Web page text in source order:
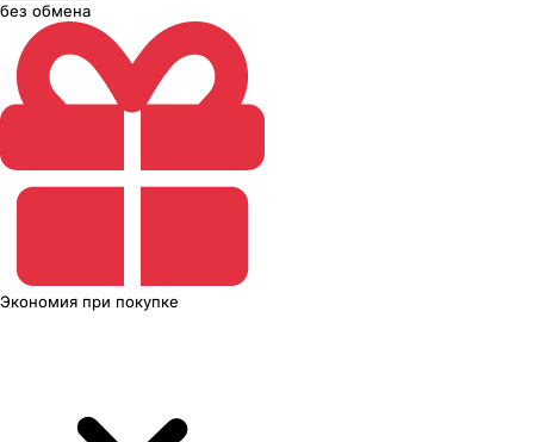
без обмена
Экономия при покупке